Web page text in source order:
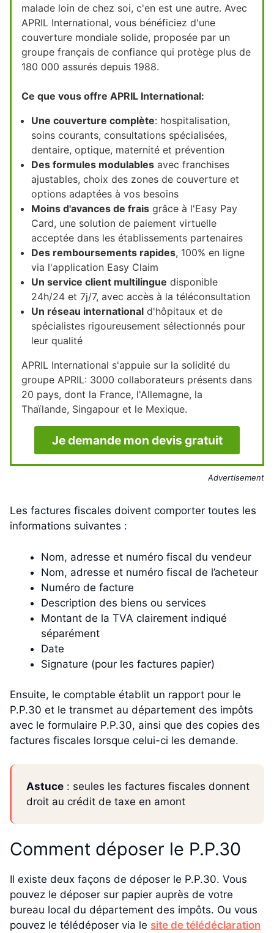
malade loin de chez soi, c'en est une autre. Avec
APRIL International, vous bénéficiez d'une
couverture mondiale solide, proposée par un
groupe français de confiance qui protège plus de
180 000 assurés depuis 1988.
Ce que vous offre APRIL International:
Une couverture complète: hospitalisation,
soins courants, consultations spécialisées,
dentaire, optique, maternité et prévention
Des formules modulables avec franchises
ajustables, choix des zones de couverture et
options adaptées à vos besoins
Moins d'avances de frais grâce à l'Easy Pay
Card, une solution de paiement virtuelle
acceptée dans les établissements partenaires
Des remboursements rapides, 100% en ligne
via l'application Easy Claim
Un service client multilingue disponible
24h/24 et 7j/7, avec accès à la téléconsultation
Un réseau international d'hôpitaux et de
spécialistes rigoureusement sélectionnés pour
leur qualité
APRIL International s'appuie sur la solidité du
groupe APRIL: 3000 collaborateurs présents dans
20 pays, dont la France, l'Allemagne, la
Thaïlande, Singapour et le Mexique.
Je demande mon devis gratuit
Advertisement
Les factures fiscales doivent comporter toutes les
informations suivantes :
Nom, adresse et numéro fiscal du vendeur
Nom, adresse et numéro fiscal de l’acheteur
Numéro de facture
Description des biens ou services
Montant de la TVA clairement indiqué
séparément
Date
Signature (pour les factures papier)
Ensuite, le comptable établit un rapport pour le
P.P.30 et le transmet au département des impôts
avec le formulaire P.P.30, ainsi que des copies des
factures fiscales lorsque celui-ci les demande.
Astuce : seules les factures fiscales donnent
droit au crédit de taxe en amont
Comment déposer le P.P.30
Il existe deux façons de déposer le P.P.30. Vous
pouvez le déposer sur papier auprès de votre
bureau local du département des impôts. Ou vous
pouvez le télédéposer via le site de télédéclaration